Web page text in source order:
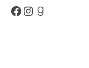
Facebook
Instagram
Goodreads